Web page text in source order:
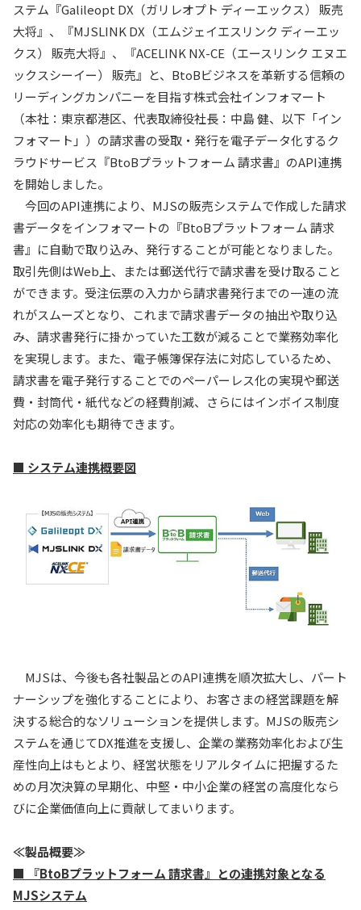
ステム『Galileopt DX（ガリレオプト ディーエックス） 販売
大将』、『MJSLINK DX（エムジェイエスリンク ディーエッ
クス） 販売大将』、『ACELINK NX-CE（エースリンク エヌエ
ックスシーイー） 販売』と、BtoBビジネスを革新する信頼の
リーディングカンパニーを目指す株式会社インフォマート
（本社：東京都港区、代表取締役社長：中島 健、以下「イン
フォマート」）の請求書の受取・発行を電子データ化するク
ラウドサービス『BtoBプラットフォーム 請求書』のAPI連携
を開始しました。
今回のAPI連携により、MJSの販売システムで作成した請求
書データをインフォマートの『BtoBプラットフォーム 請求
書』に自動で取り込み、発行することが可能となりました。
取引先側はWeb上、または郵送代行で請求書を受け取ること
ができます。受注伝票の入力から請求書発行までの一連の流
れがスムーズとなり、これまで請求書データの抽出や取り込
み、請求書発行に掛かっていた工数が減ることで業務効率化
を実現します。また、電子帳簿保存法に対応しているため、
請求書を電子発行することでのペーパーレス化の実現や郵送
費・封筒代・紙代などの経費削減、さらにはインボイス制度
対応の効率化も期待できます。
■ システム連携概要図
MJSは、今後も各社製品とのAPI連携を順次拡大し、パート
ナーシップを強化することにより、お客さまの経営課題を解
決する総合的なソリューションを提供します。MJSの販売シ
ステムを通じてDX推進を支援し、企業の業務効率化および生
産性向上はもとより、経営状態をリアルタイムに把握するた
めの月次決算の早期化、中堅・中小企業の経営の高度化なら
びに企業価値向上に貢献してまいります。
≪製品概要≫
■ 『BtoBプラットフォーム 請求書』との連携対象となる
MJSシステム